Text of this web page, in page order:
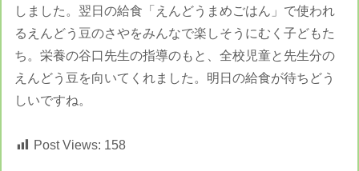
しました。翌日の給食「えんどうまめごはん」で使われ
るえんどう豆のさやをみんなで楽しそうにむく子どもた
ち。栄養の谷口先生の指導のもと、全校児童と先生分の
えんどう豆を向いてくれました。明日の給食が待ちどう
しいですね。
Post Views: 158